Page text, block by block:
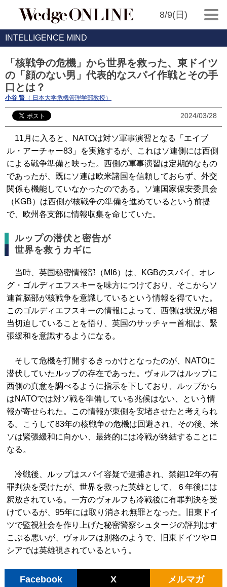
8/9(日)
INTELLIGENCE MIND
「核戦争の危機」から世界を救った、東ドイツ
の「顔のない男」代表的なスパイ作戦とその手
口とは？
小谷 賢 （ 日本大学危機管理学部教授）
2024/03/28
11月に入ると、NATOは対ソ軍事演習となる「エイブ
ル・アーチャー83」を実施するが、これはソ連側には西側
による戦争準備と映った。西側の軍事演習は定期的なもの
であったが、既にソ連は欧米諸国を信頼しておらず、外交
関係も機能していなかったのである。ソ連国家保安委員会
（KGB）は西側が核戦争の準備を進めているという前提
で、欧州各支部に情報収集を命じていた。
ルップの潜伏と密告が
世界を救うカギに
当時、英国秘密情報部（MI6）は、KGBのスパイ、オレ
グ・ゴルディエフスキーを味方につけており、そこからソ
連首脳部が核戦争を意識しているという情報を得ていた。
このゴルディエフスキーの情報によって、西側は状況が相
当切迫していることを悟り、英国のサッチャー首相は、緊
張緩和を意識するようになる。
そして危機を打開するきっかけとなったのが、NATOに
潜伏していたルップの存在であった。ヴォルフはルップに
西側の真意を調べるように指示を下しており、ルップから
はNATOでは対ソ戦を準備している兆候はない、という情
報が寄せられた。この情報が東側を安堵させたと考えられ
る。こうして83年の核戦争の危機は回避され、その後、米
ソは緊張緩和に向かい、最終的には冷戦が終結することに
なる。
冷戦後、ルップはスパイ容疑で逮捕され、禁錮12年の有
罪判決を受けたが、世界を救った英雄として、６年後には
釈放されている。一方のヴォルフも冷戦後に有罪判決を受
けているが、95年には取り消され無罪となった。旧東ドイ
ツで監視社会を作り上げた秘密警察シュタージの評判はす
こぶる悪いが、ヴォルフは別格のようで、旧東ドイツやロ
シアでは英雄視されているという。
Facebook X メルマガ